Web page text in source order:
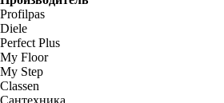
Profilpas
Diele
Perfect Plus
My Floor
My Step
Classen
Сантехника